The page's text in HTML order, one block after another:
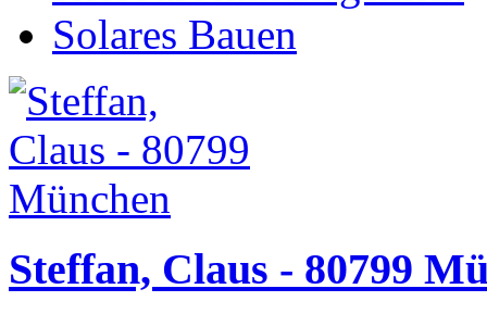
Solares Bauen
Steffan, Claus - 80799